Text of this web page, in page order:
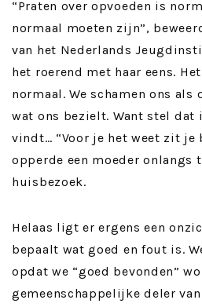
“Praten over opvoeden is
normaal moeten zijn”,
van het Nederlands
het roerend met haar eens.
normaal. We schamen ons als
wat ons bezielt. Want stel dat
vindt… “Voor je het weet zit je
opperde een moeder onlangs
huisbezoek.
Helaas ligt er ergens een
bepaalt wat goed en fout is.
opdat we “goed bevonden”
gemeenschappelijke deler